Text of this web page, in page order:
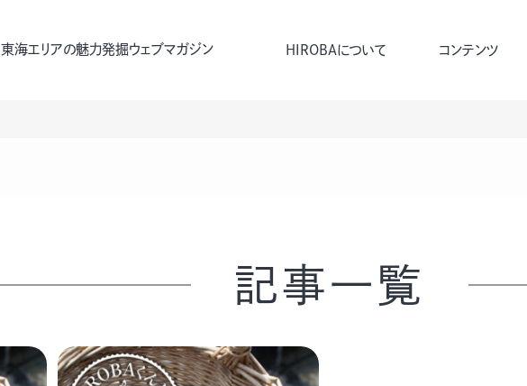
東海エリアの魅力発掘ウェブマガジン HIROBAについて コンテンツ
記事一覧